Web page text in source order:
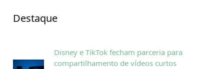
Destaque
Disney e TikTok fecham parceria para
compartilhamento de vídeos curtos